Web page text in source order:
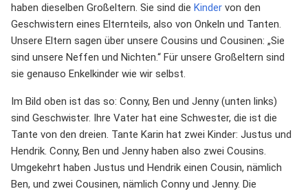
haben dieselben Großeltern. Sie sind die Kinder von den
Geschwistern eines Elternteils, also von Onkeln und Tanten.
Unsere Eltern sagen über unsere Cousins und Cousinen: „Sie
sind unsere Neffen und Nichten.“ Für unsere Großeltern sind
sie genauso Enkelkinder wie wir selbst.
Im Bild oben ist das so: Conny, Ben und Jenny (unten links)
sind Geschwister. Ihre Vater hat eine Schwester, die ist die
Tante von den dreien. Tante Karin hat zwei Kinder: Justus und
Hendrik. Conny, Ben und Jenny haben also zwei Cousins.
Umgekehrt haben Justus und Hendrik einen Cousin, nämlich
Ben, und zwei Cousinen, nämlich Conny und Jenny. Die